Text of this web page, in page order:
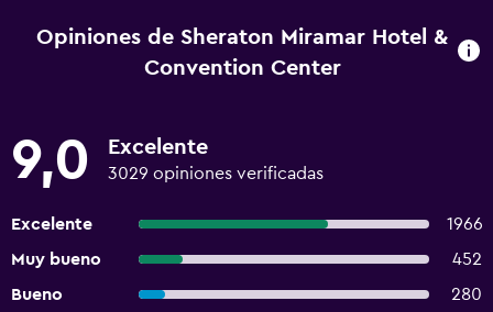
Opiniones de Sheraton Miramar Hotel &
Convention Center
9,0 Excelente
3029 opiniones verificadas
Excelente
1966
Muy bueno
452
Bueno
280